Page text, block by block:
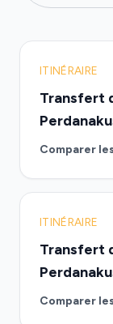
ITINÉRAIRE
Transfert
Comparer
ITINÉRAIRE
Transfert
Comparer